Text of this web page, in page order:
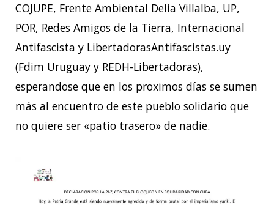
COJUPE, Frente Ambiental Delia Villalba, UP,
POR, Redes Amigos de la Tierra, Internacional
Antifascista y LibertadorasAntifascistas.uy
(Fdim Uruguay y REDH-Libertadoras),
esperandose que en los proximos días se sumen
más al encuentro de este pueblo solidario que
no quiere ser «patio trasero» de nadie.